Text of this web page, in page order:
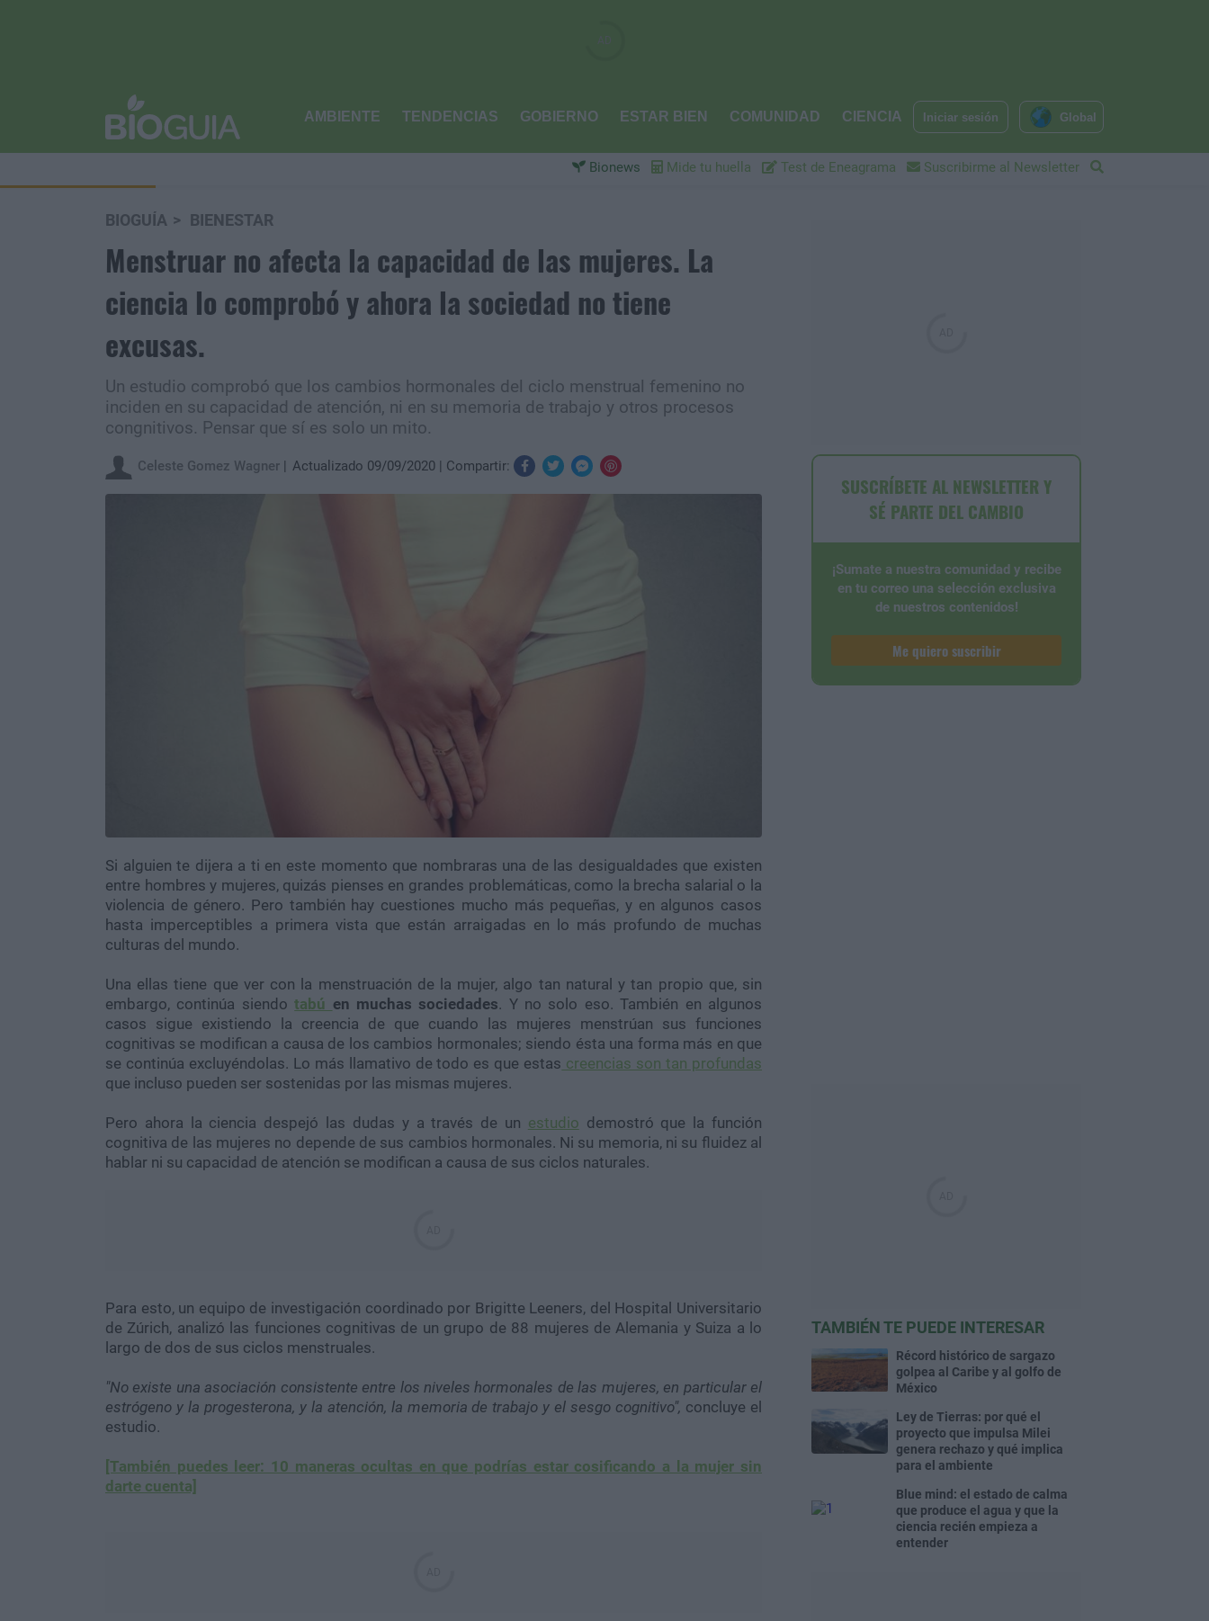
AMBIENTE TENDENCIAS GOBIERNO ESTAR BIEN COMUNIDAD CIENCIA
Bionews Mide tu huella Test de Eneagrama Suscribirme al Newsletter
Iniciar sesión Global
BIOGUÍA BIENESTAR
Menstruar no afecta la capacidad de las mujeres. La
ciencia lo comprobó y ahora la sociedad no tiene
excusas.
Un estudio comprobó que los cambios hormonales del ciclo menstrual femenino no
inciden en su capacidad de atención, ni en su memoria de trabajo y otros procesos
congnitivos. Pensar que sí es solo un mito.
Celeste Gomez Wagner Actualizado 09/09/2020 Compartir:
Si alguien te dijera a ti en este momento que nombraras una de las desigualdades que existen
entre hombres y mujeres, quizás pienses en grandes problemáticas, como la brecha salarial o la
violencia de género. Pero también hay cuestiones mucho más pequeñas, y en algunos casos
hasta imperceptibles a primera vista que están arraigadas en lo más profundo de muchas
culturas del mundo.
Una ellas tiene que ver con la menstruación de la mujer, algo tan natural y tan propio que, sin
embargo, continúa siendo tabú en muchas sociedades. Y no solo eso. También en algunos
casos sigue existiendo la creencia de que cuando las mujeres menstrúan sus funciones
cognitivas se modifican a causa de los cambios hormonales; siendo ésta una forma más en que
se continúa excluyéndolas. Lo más llamativo de todo es que estas creencias son tan profundas
que incluso pueden ser sostenidas por las mismas mujeres.
Pero ahora la ciencia despejó las dudas y a través de un estudio demostró que la función
cognitiva de las mujeres no depende de sus cambios hormonales. Ni su memoria, ni su fluidez al
hablar ni su capacidad de atención se modifican a causa de sus ciclos naturales.
Para esto, un equipo de investigación coordinado por Brigitte Leeners, del Hospital Universitario
de Zúrich, analizó las funciones cognitivas de un grupo de 88 mujeres de Alemania y Suiza a lo
largo de dos de sus ciclos menstruales.
"No existe una asociación consistente entre los niveles hormonales de las mujeres, en particular el
estrógeno y la progesterona, y la atención, la memoria de trabajo y el sesgo cognitivo", concluye el
estudio.
[También puedes leer: 10 maneras ocultas en que podrías estar cosificando a la mujer sin
darte cuenta]
SUSCRÍBETE AL NEWSLETTER Y
SÉ PARTE DEL CAMBIO
¡Sumate a nuestra comunidad y recibe
en tu correo una selección exclusiva
de nuestros contenidos!
Me quiero suscribir
TAMBIÉN TE PUEDE INTERESAR
Récord histórico de sargazo
golpea al Caribe y al golfo de
México
Ley de Tierras: por qué el
proyecto que impulsa Milei
genera rechazo y qué implica
para el ambiente
Blue mind: el estado de calma
que produce el agua y que la
ciencia recién empieza a
entender